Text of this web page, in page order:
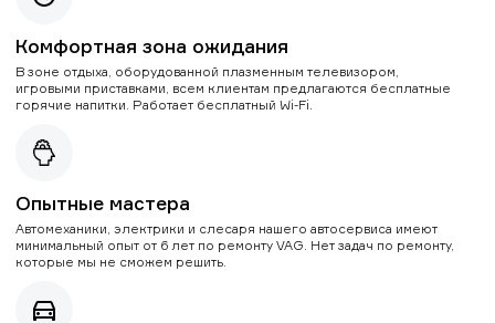
Комфортная зона ожидания
В зоне отдыха, оборудованной плазменным телевизором,
игровыми приставками, всем клиентам предлагаются бесплатные
горячие напитки. Работает бесплатный Wi-Fi.
Опытные мастера
Автомеханики, электрики и слесаря нашего автосервиса имеют
минимальный опыт от 6 лет по ремонту VAG. Нет задач по ремонту,
которые мы не сможем решить.